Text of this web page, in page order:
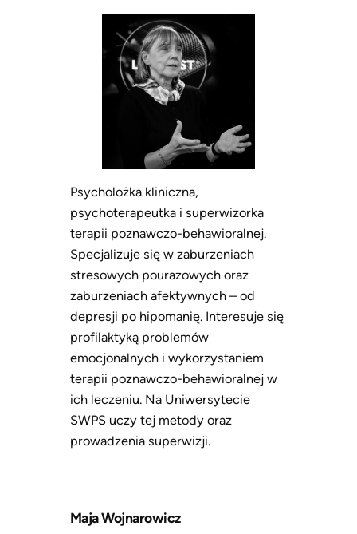
Psycholożka kliniczna,
psychoterapeutka i superwizorka
terapii poznawczo-behawioralnej.
Specjalizuje się w zaburzeniach
stresowych pourazowych oraz
zaburzeniach afektywnych – od
depresji po hipomanię. Interesuje się
profilaktyką problemów
emocjonalnych i wykorzystaniem
terapii poznawczo-behawioralnej w
ich leczeniu. Na Uniwersytecie
SWPS uczy tej metody oraz
prowadzenia superwizji.
Maja Wojnarowicz